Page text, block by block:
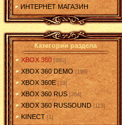
ИНТЕРНЕТ МАГАЗИН
Категории раздела
XBOX 360 [380]
XBOX 360 DEMO [198]
XBOX 360E [13]
XBOX 360 RUS [264]
XBOX 360 RUSSOUND [113]
KINECT [1]